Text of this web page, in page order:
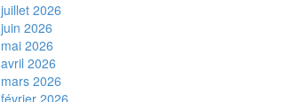
juillet 2026
juin 2026
mai 2026
avril 2026
mars 2026
février 2026